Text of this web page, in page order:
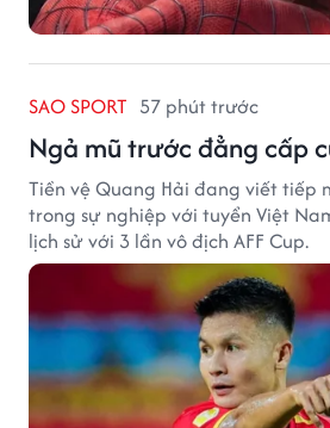
SAO SPORT 57 phút trước
Ngả mũ trước đẳng cấp
Tiền vệ Quang Hải đang viết tiếp
trong sự nghiệp với tuyển Việt
lịch sử với 3 lần vô địch AFF Cup.